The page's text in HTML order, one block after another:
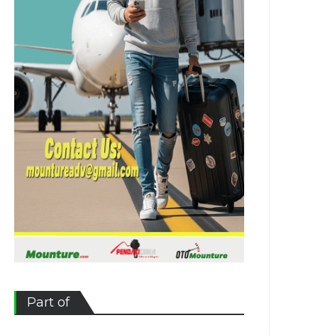
Part of